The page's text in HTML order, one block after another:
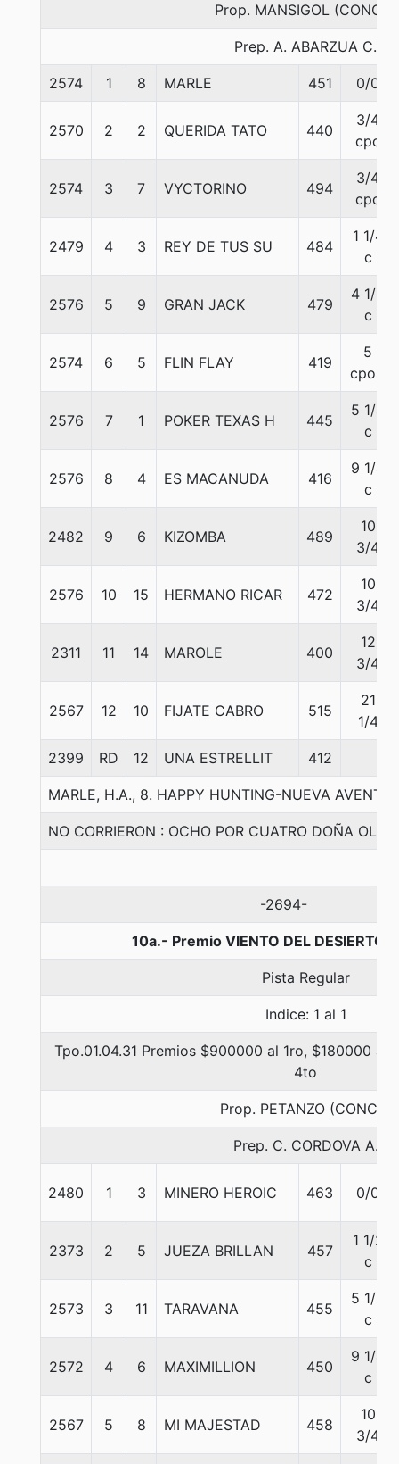
Prop. MANSIGOL (CONCE)
Prep. A. ABARZUA C.
2574 1 8 MARLE 451 0/0
2570 2 2 QUERIDA TATO 440
3/4
cpo
2574 3 7 VYCTORINO 494
3/4
cpo
2479 4 3 REY DE TUS SU 484
1 1/4
c
2576 5 9 GRAN JACK 479
4 1/2
c
2574 6 5 FLIN FLAY 419
5
cpos.
2576 7 1 POKER TEXAS H 445
5 1/4
c
2576 8 4 ES MACANUDA 416
9 1/4
c
2482 9 6 KIZOMBA 489
10
3/4
2576 10 15 HERMANO RICAR 472
10
3/4
2311 11 14 MAROLE 400
12
3/4
2567 12 10 FIJATE CABRO 515
21
1/4
2399 RD 12 UNA ESTRELLIT 412
MARLE, H.A., 8. HAPPY HUNTING-NUEVA
NO CORRIERON : OCHO POR CUATRO DOÑA
-2694-
10a.- Premio VIENTO DEL DESIERTO,
Pista Regular
Indice: 1 al 1
Tpo.01.04.31 Premios $900000 al 1ro, $180000
4to
Prop. PETANZO (CONCE)
Prep. C. CORDOVA A.
2480 1 3 MINERO HEROIC 463 0/0
2373 2 5 JUEZA BRILLAN 457
1 1/2
c
2573 3 11 TARAVANA 455
5 1/2
c
2572 4 6 MAXIMILLION 450
9 1/4
c
2567 5 8 MI MAJESTAD 458
10
3/4